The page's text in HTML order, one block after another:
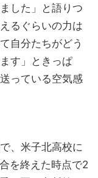
した」と語りつ
るぐらいの力は
自分たちがどう
す」ときっぱ
っている空気感
、米子北高校に
を終えた時点で2